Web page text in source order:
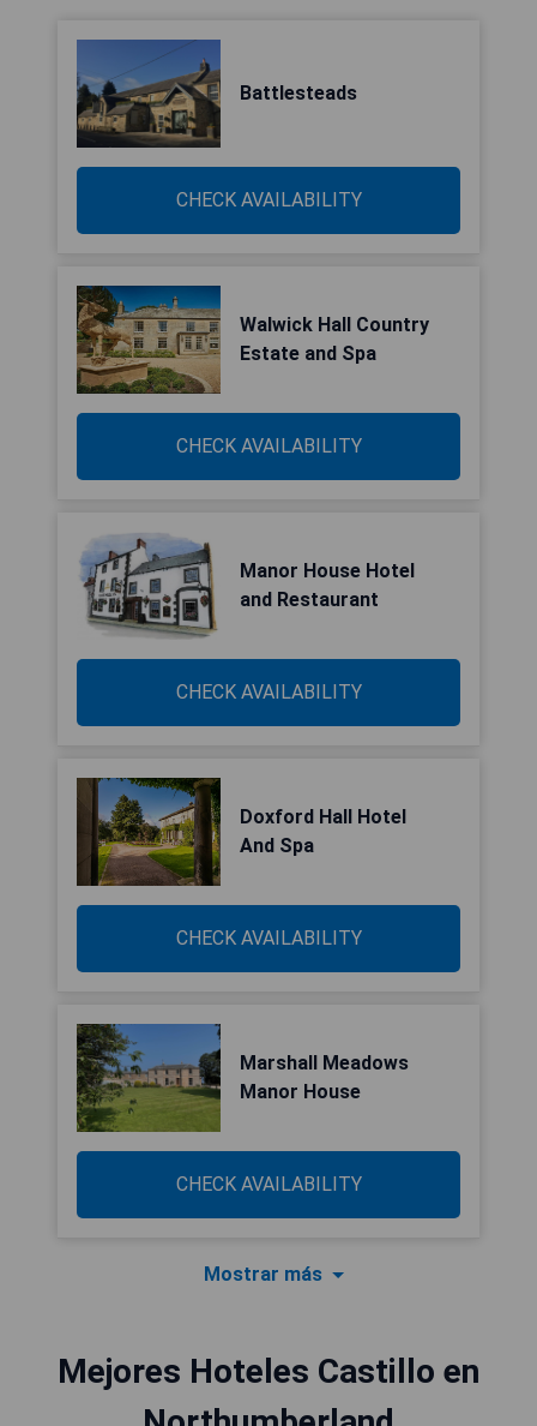
Battlesteads
CHECK AVAILABILITY
Walwick Hall Country
Estate and Spa
CHECK AVAILABILITY
Manor House Hotel
and Restaurant
CHECK AVAILABILITY
Doxford Hall Hotel
And Spa
CHECK AVAILABILITY
Marshall Meadows
Manor House
CHECK AVAILABILITY
Mostrar más
Mejores Hoteles Castillo en